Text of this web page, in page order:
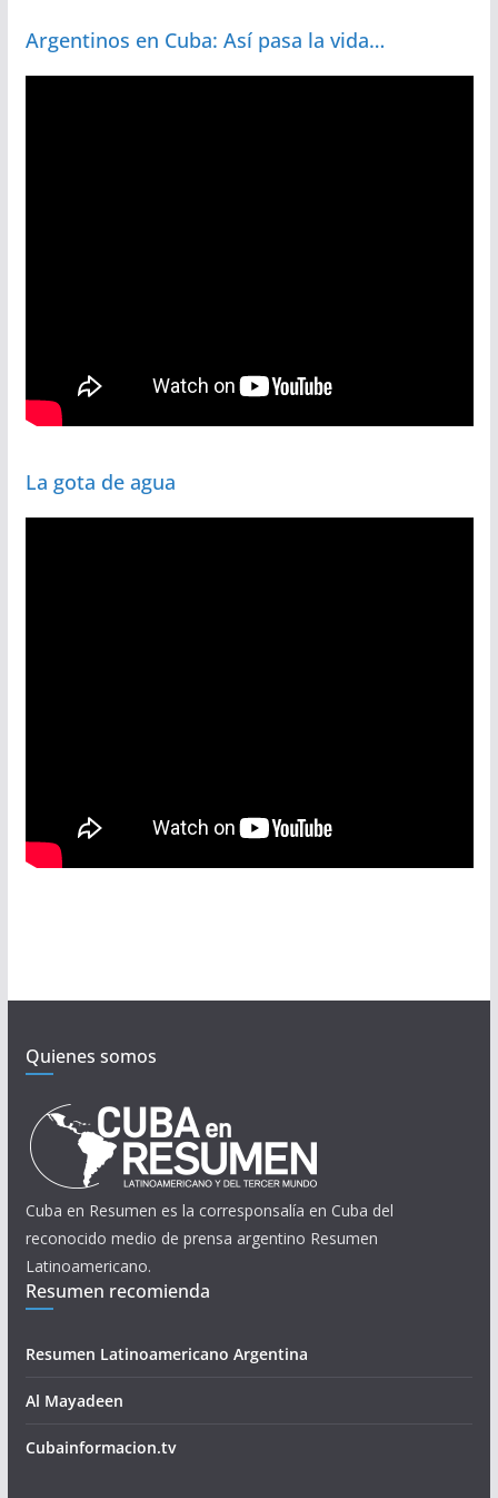
Argentinos en Cuba: Así pasa la vida…
La gota de agua
Quienes somos
Cuba en Resumen es la corresponsalía en Cuba del
reconocido medio de prensa argentino Resumen
Latinoamericano.
Resumen recomienda
Resumen Latinoamericano Argentina
Al Mayadeen
Cubainformacion.tv